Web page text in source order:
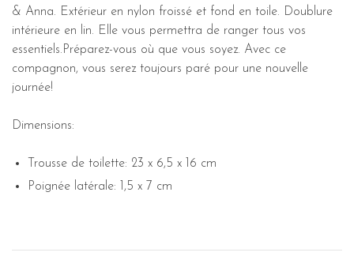
& Anna. Extérieur en nylon froissé et fond en toile. Doublure
intérieure en lin. Elle vous permettra de ranger tous vos
essentiels.Préparez-vous où que vous soyez. Avec ce
compagnon, vous serez toujours paré pour une nouvelle
journée!
Dimensions:
Trousse de toilette: 23 x 6,5 x 16 cm
Poignée latérale: 1,5 x 7 cm